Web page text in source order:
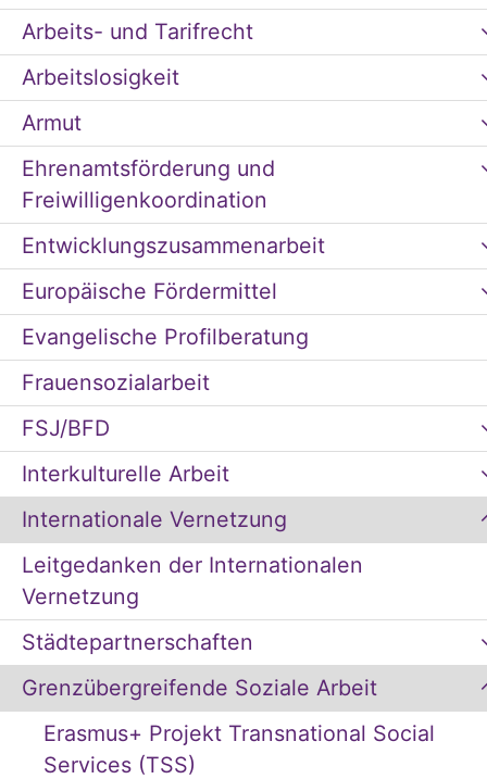
Arbeits- und Tarifrecht
Arbeitslosigkeit
Armut
Ehrenamtsförderung und
Freiwilligenkoordination
Entwicklungszusammenarbeit
Europäische Fördermittel
Evangelische Profilberatung
Frauensozialarbeit
FSJ/BFD
Interkulturelle Arbeit
Internationale Vernetzung
Leitgedanken der Internationalen
Vernetzung
Städtepartnerschaften
Grenzübergreifende Soziale Arbeit
Erasmus+ Projekt Transnational Social
Services (TSS)